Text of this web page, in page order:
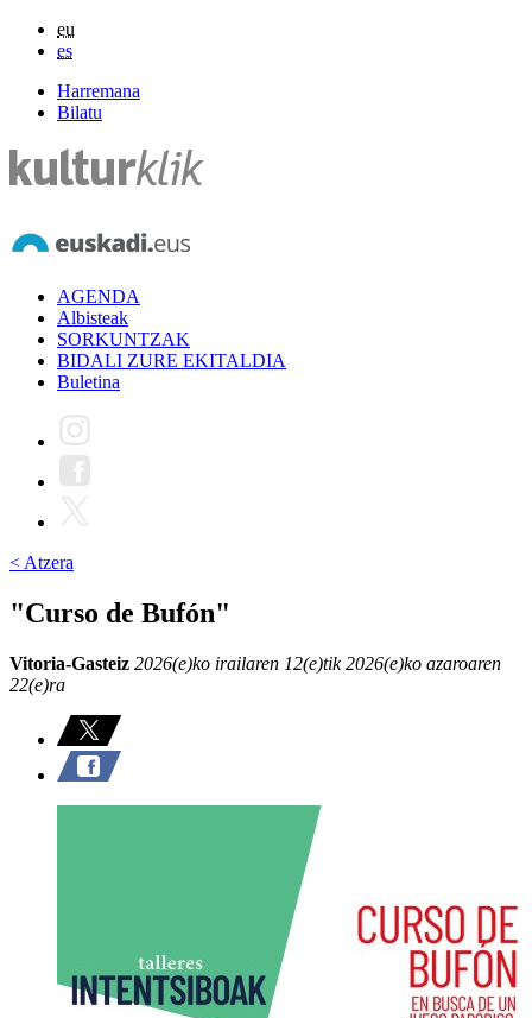
eu
es
Harremana
Bilatu
AGENDA
Albisteak
SORKUNTZAK
BIDALI ZURE EKITALDIA
Buletina
< Atzera
"Curso de Bufón"
Vitoria-Gasteiz 2026(e)ko irailaren 12(e)tik 2026(e)ko azaroaren
22(e)ra